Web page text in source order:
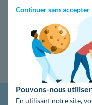
Continuer sans accepter
Pouvons-nous
En utilisant notre site,